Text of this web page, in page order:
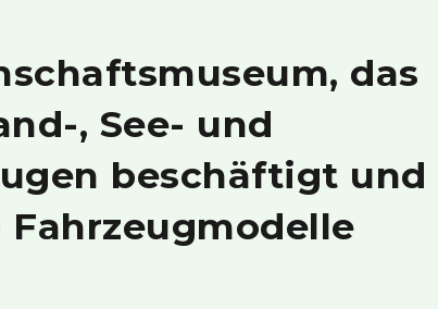
das
, See- und
beschäftigt und
Fahrzeugmodelle